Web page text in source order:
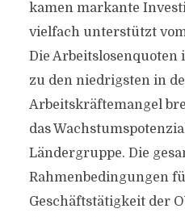
kamen markante
vielfach unterstützt
Die Arbeitslosenquoten
zu den niedrigsten in
Arbeitskräftemangel
das
Ländergruppe. Die
Rahmenbedingungen
Geschäftstätigkeit der